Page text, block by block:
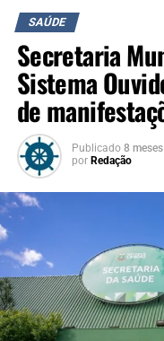
SAÚDE
Secretaria
Sistema
de
Publicado 8
por Redação